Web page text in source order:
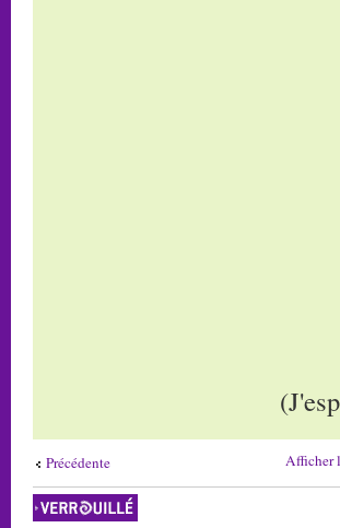
Précédente Afficher
Sujet verrouillé